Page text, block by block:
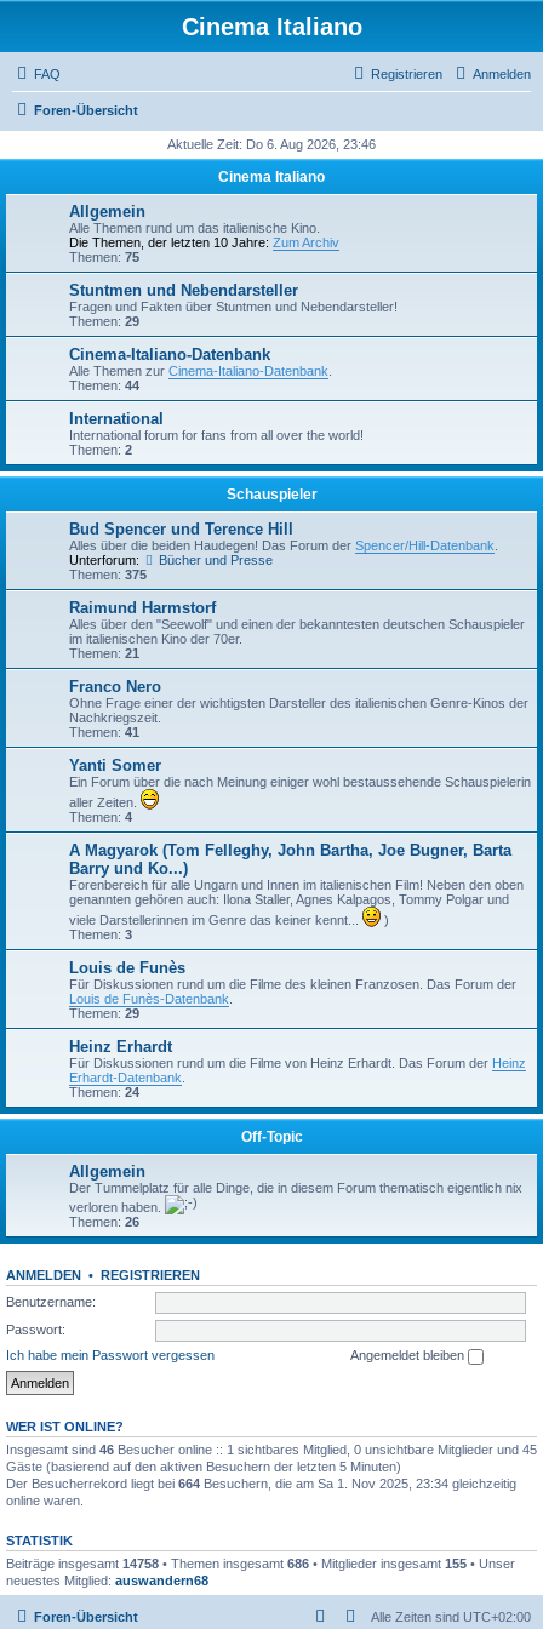
Cinema Italiano
FAQ Anmelden
Registrieren
Foren-Übersicht
Aktuelle Zeit: Do 6. Aug 2026, 23:46
Cinema Italiano
Allgemein
Alle Themen rund um das italienische Kino.
Die Themen, der letzten 10 Jahre: Zum Archiv
Themen: 75
Stuntmen und Nebendarsteller
Fragen und Fakten über Stuntmen und Nebendarsteller!
Themen: 29
Cinema-Italiano-Datenbank
Alle Themen zur Cinema-Italiano-Datenbank
Themen: 44
International
International forum for fans from all over the world!
Themen: 2
Schauspieler
Bud Spencer und Terence Hill
Alles über die beiden Haudegen! Das Forum der Spencer/Hill-Datenbank
Unterforum:
Bücher und Presse
Themen: 375
Raimund Harmstorf
Alles über den "Seewolf" und einen der bekanntesten deutschen Schauspieler
im italienischen Kino der 70er.
Themen: 21
Franco Nero
Ohne Frage einer der wichtigsten Darsteller des italienischen Genre-Kinos der
Nachkriegszeit.
Themen: 41
Yanti Somer
Ein Forum über die nach Meinung einiger wohl bestaussehende Schauspielerin
aller Zeiten.
Themen: 4
A Magyarok (Tom Felleghy, John Bartha, Joe Bugner, Barta
Barry und Ko...)
Forenbereich für alle Ungarn und Innen im italienischen Film! Neben den oben
genannten gehören auch: Ilona Staller, Agnes Kalpagos, Tommy Polgar und
viele Darstellerinnen im Genre das keiner kennt...
)
Themen: 3
Louis de Funès
Für Diskussionen rund um die Filme des kleinen Franzosen. Das Forum der
Louis de Funès-Datenbank
Themen: 29
Heinz Erhardt
Für Diskussionen rund um die Filme von Heinz Erhardt. Das Forum der Heinz
Erhardt-Datenbank
Themen: 24
Off-Topic
Allgemein
Der Tummelplatz für alle Dinge, die in diesem Forum thematisch eigentlich nix
verloren haben.
Themen: 26
ANMELDEN • REGISTRIEREN
Benutzername:
Passwort:
Ich habe mein Passwort vergessen
Angemeldet bleiben
WER IST ONLINE?
Insgesamt sind 46 Besucher online :: 1 sichtbares Mitglied, 0 unsichtbare Mitglieder und 45
Gäste (basierend auf den aktiven Besuchern der letzten 5 Minuten)
Der Besucherrekord liegt bei 664 Besuchern, die am Sa 1. Nov 2025, 23:34 gleichzeitig
online waren.
STATISTIK
Beiträge insgesamt 14758 • Themen insgesamt 686 • Mitglieder insgesamt 155 • Unser
neuestes Mitglied: auswandern68
Foren-Übersicht Alle Zeiten sind UTC+02:00